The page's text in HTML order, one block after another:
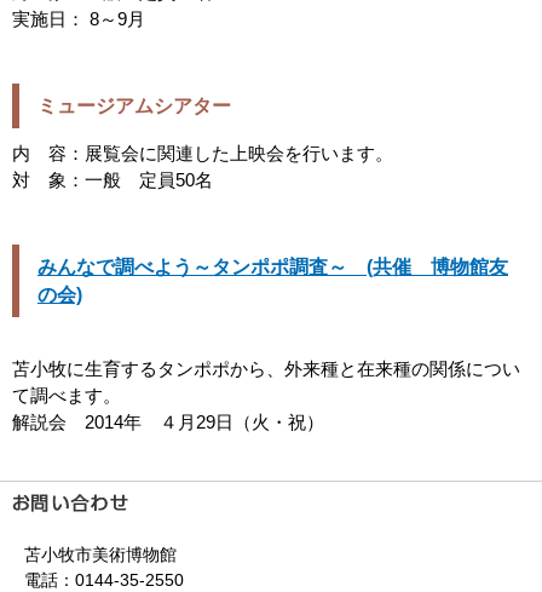
実施日： 8～9月
ミュージアムシアター
内 容：展覧会に関連した上映会を行います。
対 象：一般 定員50名
みんなで調べよう～タンポポ調査～ (共催 博物館友
の会)
苫小牧に生育するタンポポから、外来種と在来種の関係につい
て調べます。
解説会 2014年 ４月29日（火・祝）
苫小牧市美術博物館
電話：0144-35-2550